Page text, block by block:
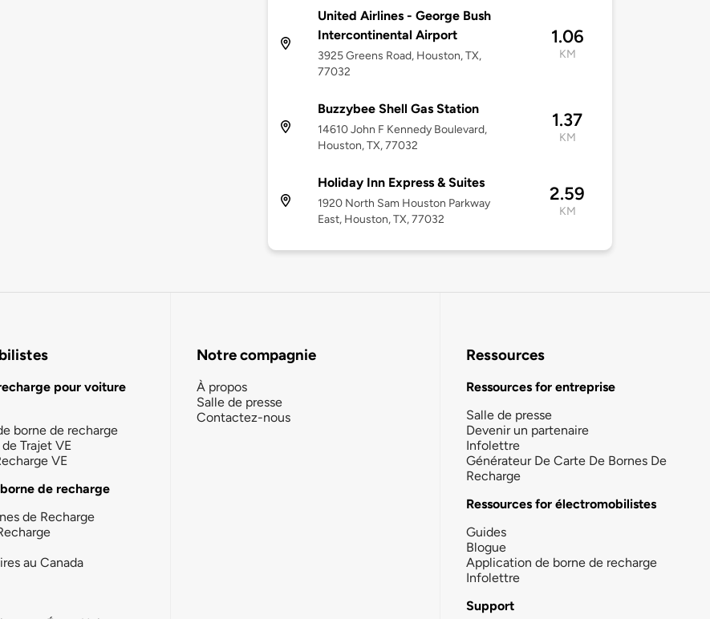
United Airlines - George Bush
Intercontinental Airport
3925 Greens Road, Houston, TX,
77032
1.06
KM
Buzzybee Shell Gas Station
14610 John F Kennedy Boulevard,
Houston, TX, 77032
1.37
KM
Holiday Inn Express & Suites
1920 North Sam Houston Parkway
East, Houston, TX, 77032
2.59
KM
pour voiture
borne de recharge
Trajet VE
VE
de recharge
de Recharge
au Canada
Notre compagnie
À propos
Salle de presse
Contactez-nous
Ressources
Ressources for entreprise
Salle de presse
Devenir un partenaire
Infolettre
Générateur De Carte De Bornes De
Recharge
Ressources for électromobilistes
Guides
Blogue
Application de borne de recharge
Infolettre
Support